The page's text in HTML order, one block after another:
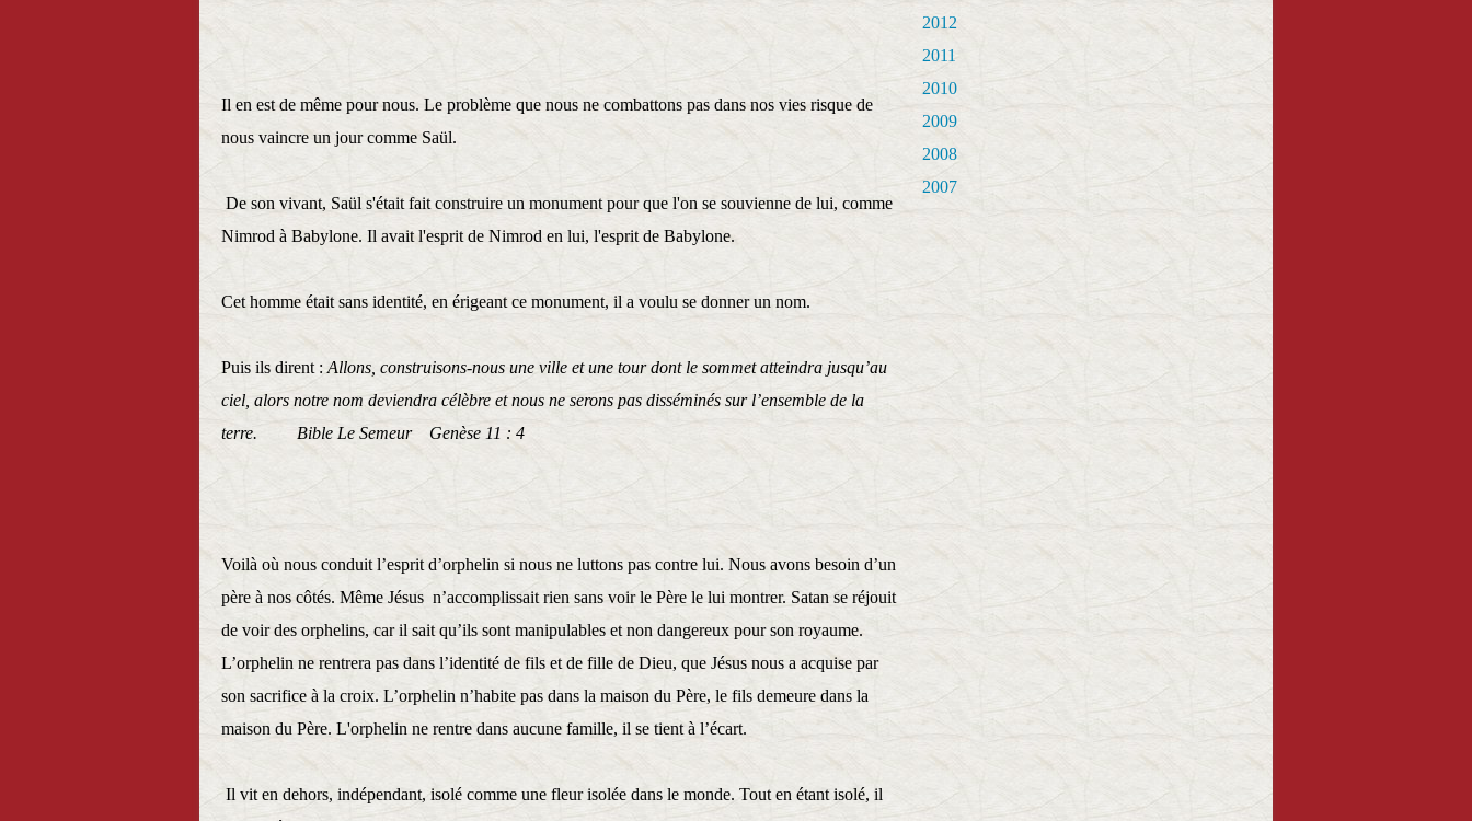
Il en est de même pour nous. Le problème que nous ne combattons pas dans nos vies risque de
nous vaincre un jour comme Saül.
De son vivant, Saül s'était fait construire un monument pour que l'on se souvienne de lui, comme
Nimrod à Babylone. Il avait l'esprit de Nimrod en lui, l'esprit de Babylone.
Cet homme était sans identité, en érigeant ce monument, il a voulu se donner un nom.
Puis ils dirent : Allons, construisons-nous une ville et une tour dont le sommet atteindra jusqu’au
ciel, alors notre nom deviendra célèbre et nous ne serons pas disséminés sur l’ensemble de la
terre. Bible Le Semeur Genèse 11 : 4
Voilà où nous conduit l’esprit d’orphelin si nous ne luttons pas contre lui. Nous avons besoin d’un
père à nos côtés. Même Jésus n’accomplissait rien sans voir le Père le lui montrer. Satan se réjouit
de voir des orphelins, car il sait qu’ils sont manipulables et non dangereux pour son royaume.
L’orphelin ne rentrera pas dans l’identité de fils et de fille de Dieu, que Jésus nous a acquise par
son sacrifice à la croix. L’orphelin n’habite pas dans la maison du Père, le fils demeure dans la
maison du Père. L'orphelin ne rentre dans aucune famille, il se tient à l’écart.
Il vit en dehors, indépendant, isolé comme une fleur isolée dans le monde. Tout en étant isolé, il
2012
2011
2010
2009
2008
2007